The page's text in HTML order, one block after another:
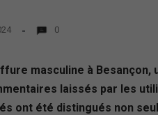
0
masculine à
laissés par les
ont été distingués non